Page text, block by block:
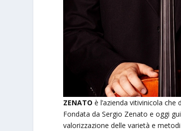
ZENATOè l’azienda vitivinicola
Fondata da Sergio Zenato e oggi
valorizzazione delle varietà e